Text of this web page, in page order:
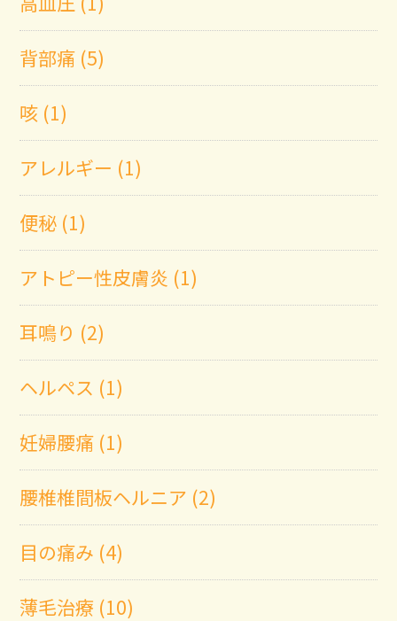
背部痛 (5)
咳 (1)
アレルギー (1)
便秘 (1)
アトピー性皮膚炎 (1)
耳鳴り (2)
ヘルペス (1)
妊婦腰痛 (1)
腰椎椎間板ヘルニア (2)
目の痛み (4)
薄毛治療 (10)